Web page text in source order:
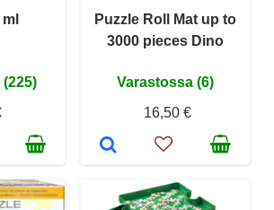
Puzzle Roll Mat up to
3000 pieces Dino
Varastossa (6)
16,50 €